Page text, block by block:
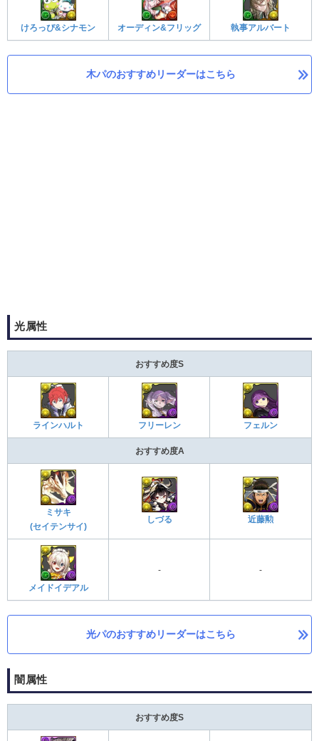
けろっぴ&シナモン オーディン&フリッグ 執事アルバート
木パのおすすめリーダーはこちら
光属性
おすすめ度S
ラインハルト フリーレン フェルン
おすすめ度A
ミサキ
(セイテンサイ)
しづる 近藤勲
メイドイデアル
- -
光パのおすすめリーダーはこちら
闇属性
おすすめ度S